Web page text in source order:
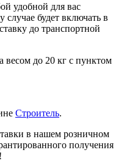
удобной для вас
будет включать в
до транспортной
весом до 20 кг с пунктом
Строитель.
в нашем розничном
получения